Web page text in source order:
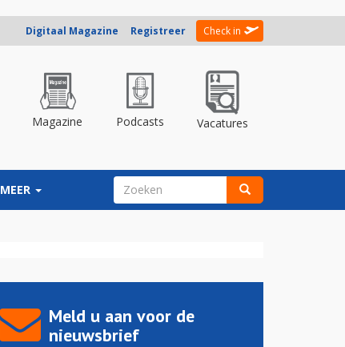
Digitaal Magazine Registreer Check in
Magazine Podcasts Vacatures
MEER ZOEKVELD
Meld u aan voor de
nieuwsbrief